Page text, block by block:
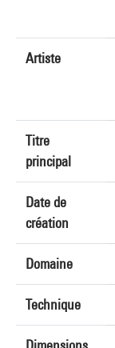
Artiste
Titre
principal
Date de
création
Domaine
Technique